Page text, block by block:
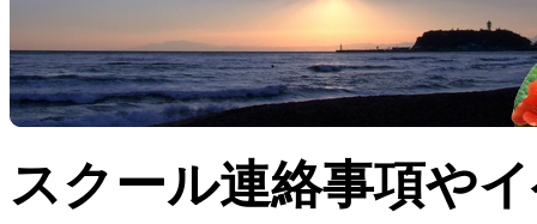
スクール連絡事項や